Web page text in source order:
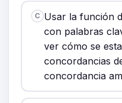
C Usar la función
con palabras
ver cómo se
concordancias
concordancia